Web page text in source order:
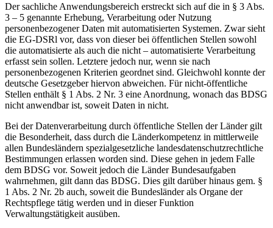
Der sachliche Anwendungsbereich erstreckt sich auf die in § 3 Abs.
3 – 5 genannte Erhebung, Verarbeitung oder Nutzung
personenbezogener Daten mit automatisierten Systemen. Zwar sieht
die EG-DSRl vor, dass von dieser bei öffentlichen Stellen sowohl
die automatisierte als auch die nicht – automatisierte Verarbeitung
erfasst sein sollen. Letztere jedoch nur, wenn sie nach
personenbezogenen Kriterien geordnet sind. Gleichwohl konnte der
deutsche Gesetzgeber hiervon abweichen. Für nicht-öffentliche
Stellen enthält § 1 Abs. 2 Nr. 3 eine Anordnung, wonach das BDSG
nicht anwendbar ist, soweit Daten in nicht.
Bei der Datenverarbeitung durch öffentliche Stellen der Länder gilt
die Besonderheit, dass durch die Länderkompetenz in mittlerweile
allen Bundesländern spezialgesetzliche landesdatenschutzrechtliche
Bestimmungen erlassen worden sind. Diese gehen in jedem Falle
dem BDSG vor. Soweit jedoch die Länder Bundesaufgaben
wahrnehmen, gilt dann das BDSG. Dies gilt darüber hinaus gem. §
1 Abs. 2 Nr. 2b auch, soweit die Bundesländer als Organe der
Rechtspflege tätig werden und in dieser Funktion
Verwaltungstätigkeit ausüben.